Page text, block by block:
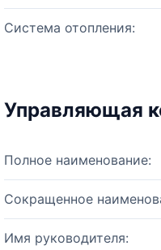
Система отопления:
Управляющая
Полное наименование:
Сокращенное
Имя руководителя: